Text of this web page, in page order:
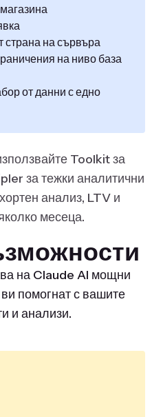
страна на сървъра
на ниво база
от данни с едно
Toolkit за
за тежки аналитични
анализ, LTV и
месеца.
на Claude AI мощни
помогнат с вашите
и анализи.